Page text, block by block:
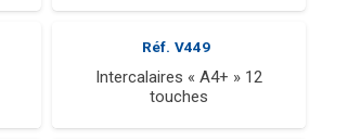
Réf. V449
Intercalaires « A4+ » 12
touches